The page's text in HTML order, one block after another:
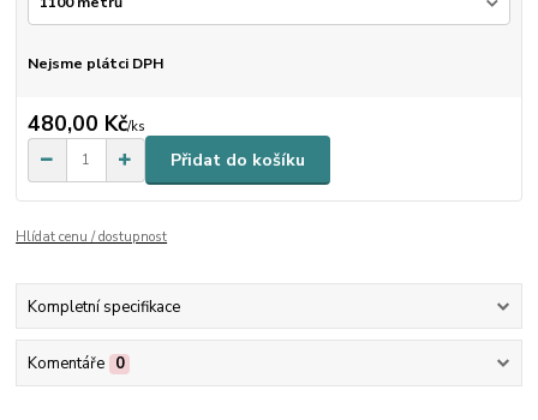
Nejsme plátci DPH
480,00 Kč/ks
Přidat do košíku
Hlídat cenu / dostupnost
Kompletní specifikace
Komentáře 0